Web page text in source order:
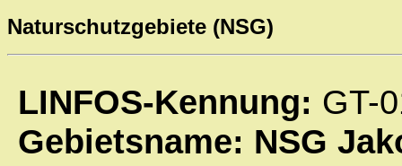
Naturschutzgebiete (NSG)
LINFOS-Kennung: GT-
Gebietsname: NSG